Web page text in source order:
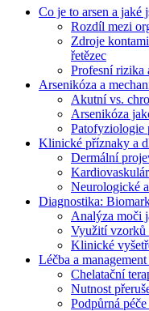
Co je to arsen a jaké
Rozdíl mezi
Zdroje
řetězec
Profesní rizika
Arsenikóza a
Akutní vs.
Arsenikóza
Patofyziologie
Klinické příznaky a
Dermální
Neurologické
Diagnostika:
Analýza moči
Využití vzorků
Klinické
Léčba a
Chelatační
Nutnost
Podpůrná